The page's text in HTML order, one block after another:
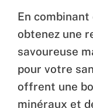
En
obtenez une
savoureuse
pour votre
offrent une
minéraux et